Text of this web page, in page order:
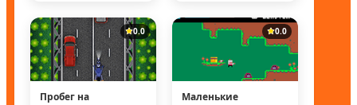
0.0
Пробег на
0.0
Маленькие